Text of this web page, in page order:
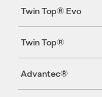
Twin Top® Evo
Twin Top®
Advantec®